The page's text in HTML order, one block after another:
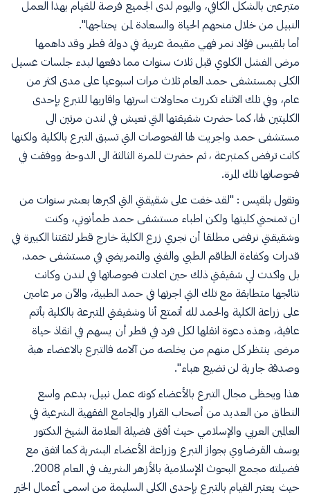
متبرعين بالشكل الكافي، واليوم لدى الجميع فرصة للقيام بهذا العمل
النبيل من خلال منحهم الحياة والسعادة لمن يحتاجها".
أما بلقيس فؤاد نمر فهي مقيمة عربية في دولة قطر وقد داهمها
مرض الفشل الكلوي قبل ثلاث سنوات مما دفعها لبدء جلسات غسيل
الكلى بمستشفى حمد العام ثلاث مرات اسبوعيا على مدى اكثر من
عام، وفي تلك الاثناء تكررت محاولات اسرتها واقاربها للتبرع بإحدى
الكليتين لها، كما حضرت شقيقتها التي تعيش في لندن مرتين الى
مستشفى حمد واجريت لها الفحوصات التي تسبق التبرع بالكلية ولكنها
كانت ترفض كمتبرعة ، ثم حضرت للمرة الثالثة الى الدوحة ووفقت في
فحوصاتها تلك المرة.
وتقول بلقيس : "لقد خفت على شقيقتي التي اكبرها بعشر سنوات من
ان تمنحني كليتها ولكن اطباء مستشفى حمد طمأنوني، وكنت
وشقيقتي نرفض مطلقا أن نجري زرع الكلية خارج قطر لثقتنا الكبيرة في
قدرات وكفاءة الطاقم الطبي والفني والتمريضي في مستشفى حمد،
بل واكدت لي شقيقتي ذلك حين اعادت فحوصاتها في لندن وكانت
نتائجها متطابقة مع تلك التي اجرتها في حمد الطبية، والآن مر عامين
على زراعة الكلية والحمد لله أتمتع أنا وشقيقتي المتبرعة بالكلية بأتم
عافية، وهذه دعوة انقلها لكل فرد في قطر أن يسهم في انقاذ حياة
مرضى ينتظر كل منهم من يخلصه من آلامه فالتبرع بالاعضاء هبة
وصدقة جارية لن تضيع هباء".
هذا ويحظى مجال التبرع بالأعضاء كونه عمل نبيل، بدعم واسع
النطاق من العديد من أصحاب القرار والمجامع الفقهية الشرعية في
العالمين العربي والإسلامي حيث أفتى فضيلة العلامة الشيخ الدكتور
يوسف القرضاوي بجواز التبرع وزراعة الأعضاء البشرية كما اتفق مع
فضيلته مجمع البحوث الإسلامية بالأزهر الشريف في العام 2008.
حيث يعتبر القيام بالتبرع بإحدى الكلى السليمة من اسمى أعمال الخير